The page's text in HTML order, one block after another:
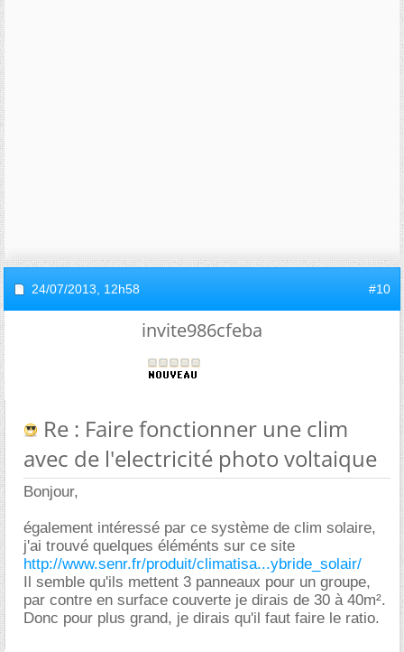
24/07/2013, 12h58 #10
invite986cfeba
Re : Faire fonctionner une clim
avec de l'electricité photo voltaique
Bonjour,
également intéressé par ce système de clim solaire,
j'ai trouvé quelques éléménts sur ce site
http://www.senr.fr/produit/climatisa...ybride_solair/
Il semble qu'ils mettent 3 panneaux pour un groupe,
par contre en surface couverte je dirais de 30 à 40m².
Donc pour plus grand, je dirais qu'il faut faire le ratio.